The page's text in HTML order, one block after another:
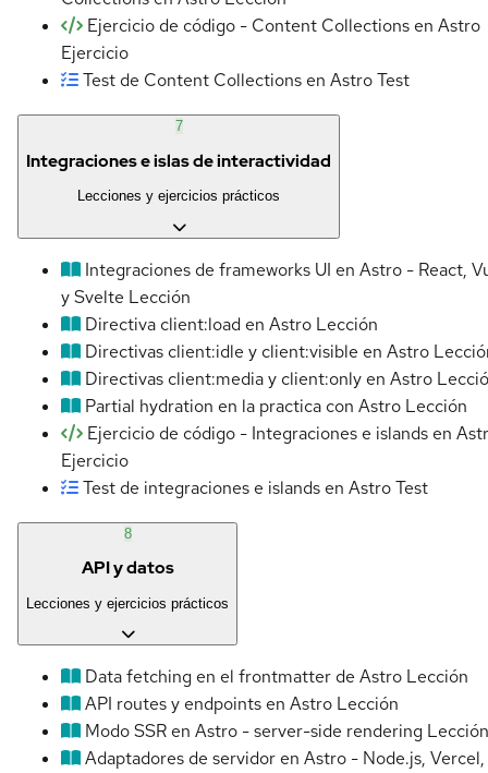
Ejercicio de código - Content Collections en Astro
Ejercicio
Test de Content Collections en AstroTest
7
Integraciones e islas de interactividad
Lecciones y ejercicios prácticos
Integraciones de frameworks UI en Astro - React,
y Svelte Lección
Directiva client:load en Astro Lección
Directivas client:idle y client:visible en Astro
Directivas client:media y client:only en Astro
Partial hydration en la practica con Astro Lección
Ejercicio de código - Integraciones e islands en
Ejercicio
Test de integraciones e islands en AstroTest
8
API y datos
Lecciones y ejercicios prácticos
Data fetching en el frontmatter de Astro Lección
API routes y endpoints en Astro Lección
Modo SSR en Astro - server-side rendering Lección
Adaptadores de servidor en Astro - Node.js, Vercel,